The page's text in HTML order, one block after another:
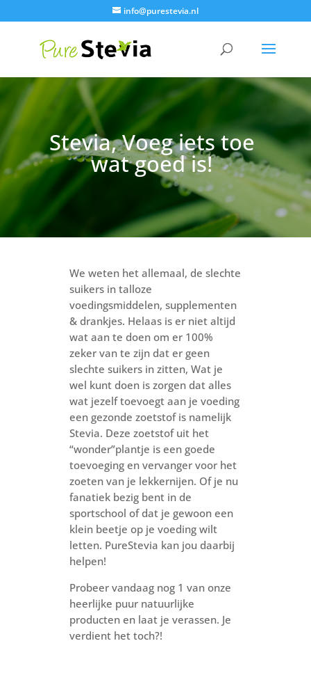
info@purestevia.nl
Stevia, Voeg iets toe
wat goed is!
We weten het allemaal, de slechte
suikers in talloze
voedingsmiddelen, supplementen
& drankjes. Helaas is er niet altijd
wat aan te doen om er 100%
zeker van te zijn dat er geen
slechte suikers in zitten, Wat je
wel kunt doen is zorgen dat alles
wat jezelf toevoegt aan je voeding
een gezonde zoetstof is namelijk
Stevia. Deze zoetstof uit het
“wonder”plantje is een goede
toevoeging en vervanger voor het
zoeten van je lekkernijen. Of je nu
fanatiek bezig bent in de
sportschool of dat je gewoon een
klein beetje op je voeding wilt
letten. PureStevia kan jou daarbij
helpen!
Probeer vandaag nog 1 van onze
heerlijke puur natuurlijke
producten en laat je verassen. Je
verdient het toch?!